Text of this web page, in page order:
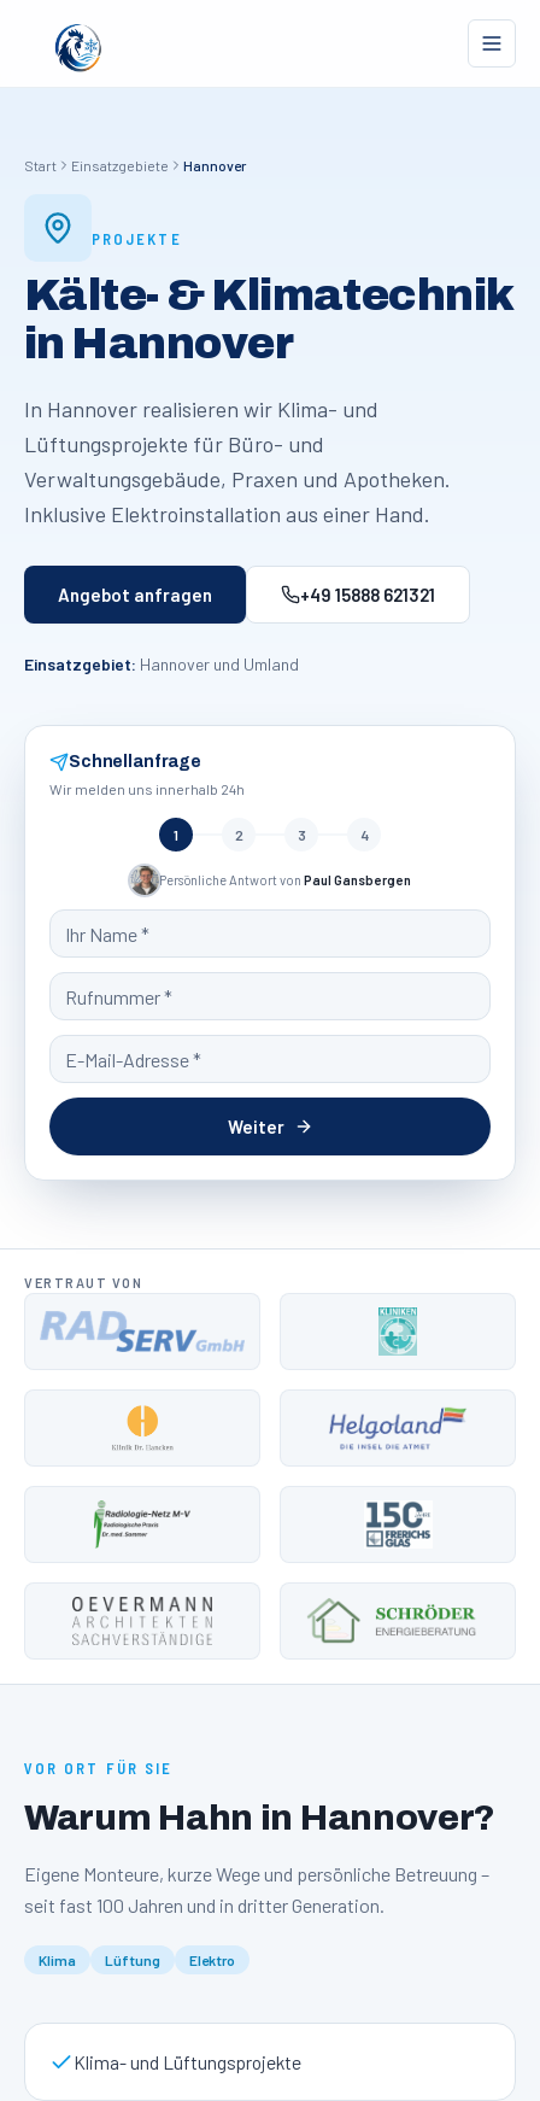
Start Einsatzgebiete Hannover
PROJEKTE
Kälte- & Klimatechnik
in Hannover
In Hannover realisieren wir Klima- und
Lüftungsprojekte für Büro- und
Verwaltungsgebäude, Praxen und Apotheken.
Inklusive Elektroinstallation aus einer Hand.
Angebot anfragen +49 15888 621321
Einsatzgebiet: Hannover und Umland
Schnellanfrage
Wir melden uns innerhalb 24h
1 2 3 4
Persönliche Antwort von Paul Gansbergen
Weiter
VERTRAUT VON
VOR ORT FÜR SIE
Warum Hahn in Hannover?
Eigene Monteure, kurze Wege und persönliche Betreuung –
seit fast 100 Jahren und in dritter Generation.
Klima Lüftung Elektro
Klima- und Lüftungsprojekte